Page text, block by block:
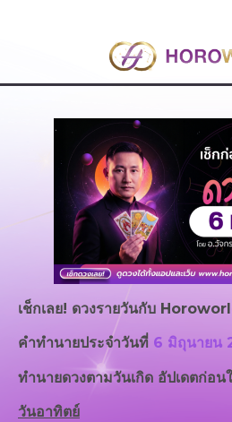
เช็กเลย! ดวงรายวันกับ
คำทำนายประจำวันที่ 6 มิถุนายน
ทำนายดวงตามวันเกิด อัปเดตก่อน
วันอาทิตย์